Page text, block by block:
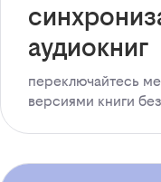
аудиокниг
переключайтесь
версиями книги